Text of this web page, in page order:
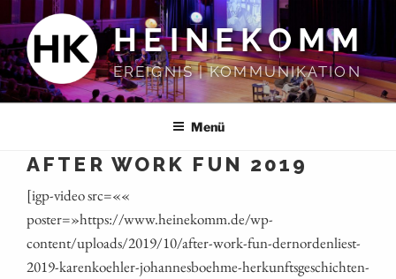
Inhalt
springen
HEINEKOMM
EREIGNIS | KOMMUNIKATION
Menü
AFTER WORK FUN 2019
[igp-video src=««
poster=»https://www.heinekomm.de/wp-
content/uploads/2019/10/after-work-fun-dernordenliest-
2019-karenkoehler-johannesboehme-herkunftsgeschichten-